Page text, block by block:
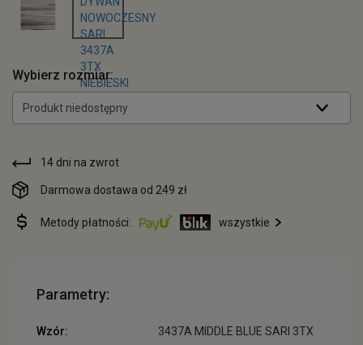
Wybierz rozmiar:
Produkt niedostępny
14 dni na zwrot
Darmowa dostawa od 249 zł
Metody płatności: wszystkie
Parametry:
Wzór:
3437A MIDDLE BLUE SARI 3TX